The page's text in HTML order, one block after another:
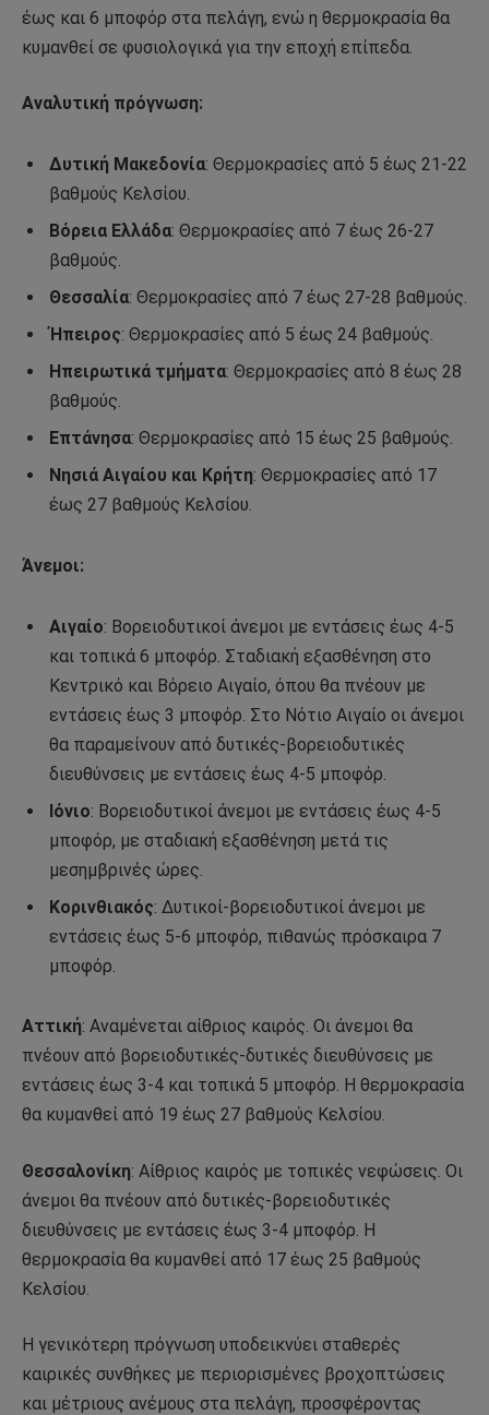
έως και 6 μποφόρ στα πελάγη, ενώ η θερμοκρασία θα
κυμανθεί σε φυσιολογικά για την εποχή επίπεδα.
Αναλυτική πρόγνωση:
Δυτική Μακεδονία: Θερμοκρασίες από 5 έως 21-22
βαθμούς Κελσίου.
Βόρεια Ελλάδα: Θερμοκρασίες από 7 έως 26-27
βαθμούς.
Θεσσαλία: Θερμοκρασίες από 7 έως 27-28 βαθμούς.
Ήπειρος: Θερμοκρασίες από 5 έως 24 βαθμούς.
Ηπειρωτικά τμήματα: Θερμοκρασίες από 8 έως 28
βαθμούς.
Επτάνησα: Θερμοκρασίες από 15 έως 25 βαθμούς.
Νησιά Αιγαίου και Κρήτη: Θερμοκρασίες από 17
έως 27 βαθμούς Κελσίου.
Άνεμοι:
Αιγαίο: Βορειοδυτικοί άνεμοι με εντάσεις έως 4-5
και τοπικά 6 μποφόρ. Σταδιακή εξασθένηση στο
Κεντρικό και Βόρειο Αιγαίο, όπου θα πνέουν με
εντάσεις έως 3 μποφόρ. Στο Νότιο Αιγαίο οι άνεμοι
θα παραμείνουν από δυτικές-βορειοδυτικές
διευθύνσεις με εντάσεις έως 4-5 μποφόρ.
Ιόνιο: Βορειοδυτικοί άνεμοι με εντάσεις έως 4-5
μποφόρ, με σταδιακή εξασθένηση μετά τις
μεσημβρινές ώρες.
Κορινθιακός: Δυτικοί-βορειοδυτικοί άνεμοι με
εντάσεις έως 5-6 μποφόρ, πιθανώς πρόσκαιρα 7
μποφόρ.
Αττική: Αναμένεται αίθριος καιρός. Οι άνεμοι θα
πνέουν από βορειοδυτικές-δυτικές διευθύνσεις με
εντάσεις έως 3-4 και τοπικά 5 μποφόρ. Η θερμοκρασία
θα κυμανθεί από 19 έως 27 βαθμούς Κελσίου.
Θεσσαλονίκη: Αίθριος καιρός με τοπικές νεφώσεις. Οι
άνεμοι θα πνέουν από δυτικές-βορειοδυτικές
διευθύνσεις με εντάσεις έως 3-4 μποφόρ. Η
θερμοκρασία θα κυμανθεί από 17 έως 25 βαθμούς
Κελσίου.
Η γενικότερη πρόγνωση υποδεικνύει σταθερές
καιρικές συνθήκες με περιορισμένες βροχοπτώσεις
και μέτριους ανέμους στα πελάγη, προσφέροντας